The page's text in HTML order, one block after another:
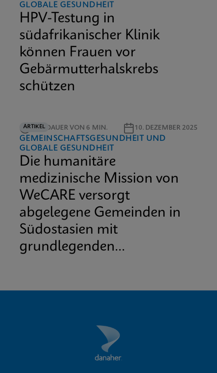
GLOBALE GESUNDHEIT
HPV-Testung in
südafrikanischer Klinik
können Frauen vor
Gebärmutterhalskrebs
schützen
ARTIKEL
LESEDAUER VON 6 MIN. 10. DEZEMBER 2025
GEMEINSCHAFTSGESUNDHEIT UND
GLOBALE GESUNDHEIT
Die humanitäre
medizinische Mission von
WeCARE versorgt
abgelegene Gemeinden in
Südostasien mit
grundlegenden